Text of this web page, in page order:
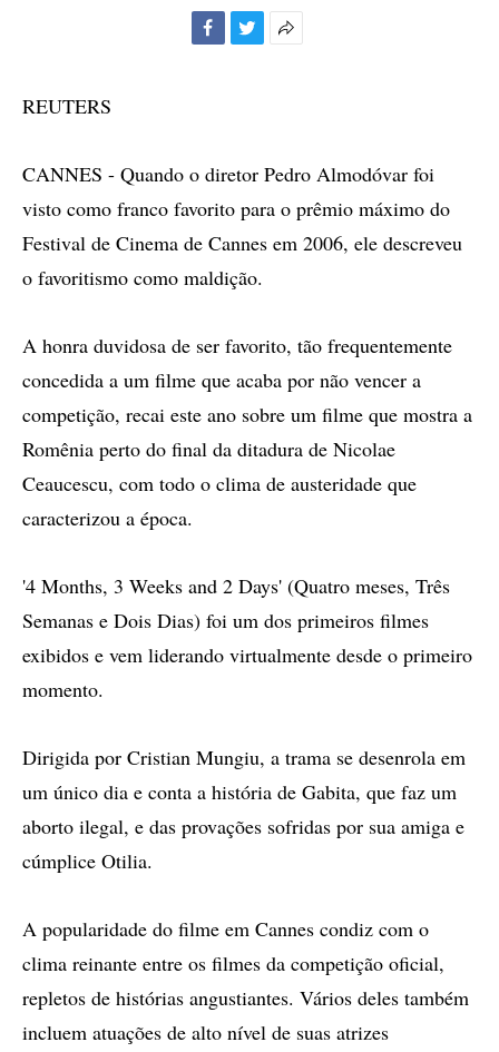
REUTERS
CANNES - Quando o diretor Pedro Almodóvar foi
visto como franco favorito para o prêmio máximo do
Festival de Cinema de Cannes em 2006, ele descreveu
o favoritismo como maldição.
A honra duvidosa de ser favorito, tão frequentemente
concedida a um filme que acaba por não vencer a
competição, recai este ano sobre um filme que mostra a
Romênia perto do final da ditadura de Nicolae
Ceaucescu, com todo o clima de austeridade que
caracterizou a época.
'4 Months, 3 Weeks and 2 Days' (Quatro meses, Três
Semanas e Dois Dias) foi um dos primeiros filmes
exibidos e vem liderando virtualmente desde o primeiro
momento.
Dirigida por Cristian Mungiu, a trama se desenrola em
um único dia e conta a história de Gabita, que faz um
aborto ilegal, e das provações sofridas por sua amiga e
cúmplice Otilia.
A popularidade do filme em Cannes condiz com o
clima reinante entre os filmes da competição oficial,
repletos de histórias angustiantes. Vários deles também
incluem atuações de alto nível de suas atrizes